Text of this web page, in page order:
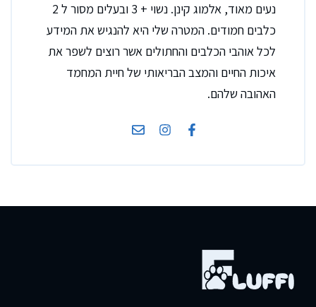
נעים מאוד, אלמוג קינן. נשוי + 3 ובעלים מסור ל 2
כלבים חמודים. המטרה שלי היא להנגיש את המידע
לכל אוהבי הכלבים והחתולים אשר רוצים לשפר את
איכות החיים והמצב הבריאותי של חיית המחמד
האהובה שלהם.